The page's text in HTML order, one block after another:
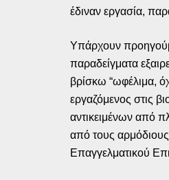
έδιναν εργασία,
Υπάρχουν
παραδείγματα
βρίσκω “ωφέλιμα,
εργαζόμενος στις
αντικειμένων από
από τους
Επαγγελματικού